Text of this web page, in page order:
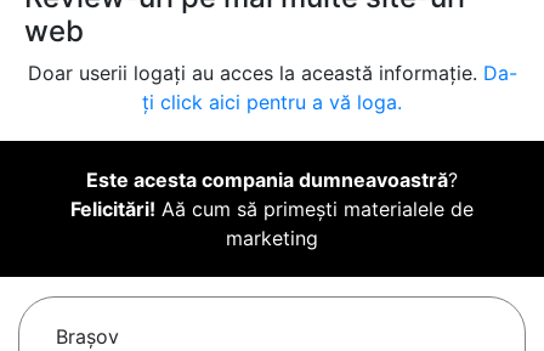
web
Doar userii logați au acces la această informație. Da-
ți click aici pentru a vă loga.
Este acesta compania dumneavoastră?
Felicitări! Aă cum să primești materialele de
marketing
Braşov